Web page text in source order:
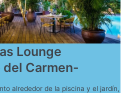
Lounge
Carmen-
alrededor de la piscina y el jardín,